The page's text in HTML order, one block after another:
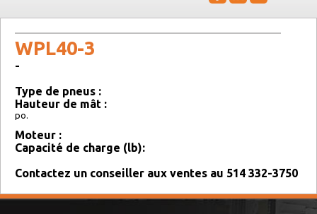
WPL40-3
-
Type de pneus :
Hauteur de mât :
po.
Moteur :
Capacité de charge (lb):
Contactez un conseiller aux ventes au 514 332-3750